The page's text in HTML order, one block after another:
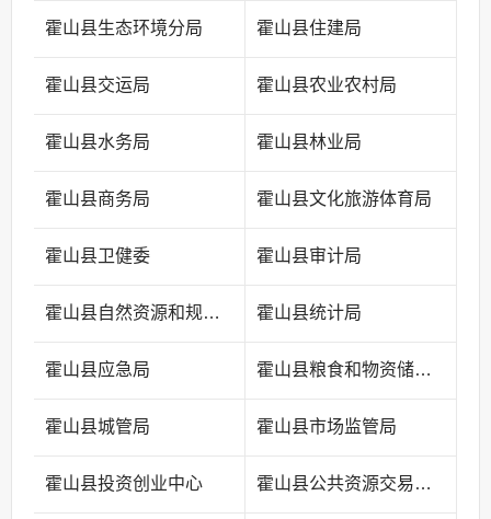
霍山县生态环境分局 霍山县住建局
霍山县交运局 霍山县农业农村局
霍山县水务局 霍山县林业局
霍山县商务局 霍山县文化旅游体育局
霍山县卫健委 霍山县审计局
霍山县自然资源和规划局 霍山县统计局
霍山县应急局 霍山县粮食和物资储备中心
霍山县城管局 霍山县市场监管局
霍山县投资创业中心 霍山县公共资源交易中心